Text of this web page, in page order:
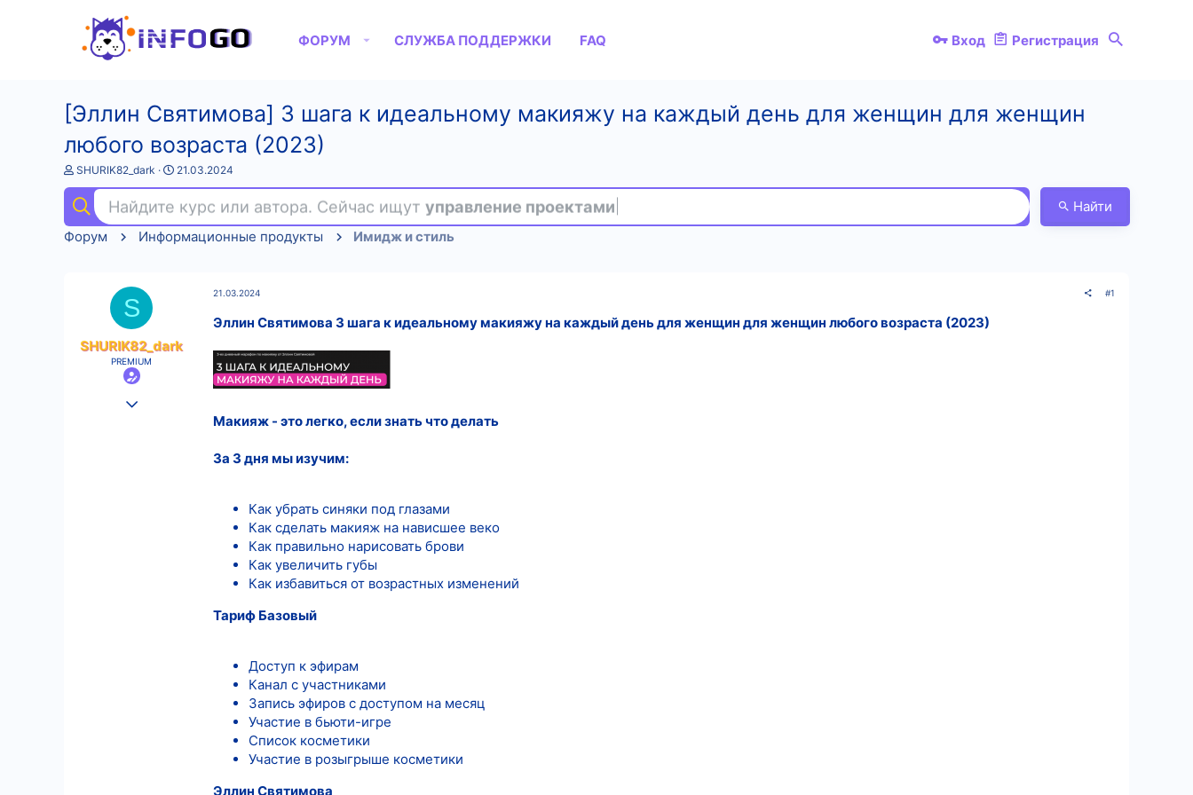
ФОРУМ СЛУЖБА ПОДДЕРЖКИ FAQ Вход Регистрация
[Эллин Святимова] 3 шага к идеальному макияжу на каждый день для женщин для женщин
любого возраста (2023)
А
т
о
р
т
SHURIK82_dark
Д
а
н
а
21.03.2024
Найдите курс или автора. Сейчас ищут управление проектами
Найти
Форум
Информационные продукты Имидж и стиль
S
SHURIK82_dark
PREMIUM
21.03.2024 #1
Эллин Святимова 3 шага к идеальному макияжу на каждый день для женщин для женщин любого возраста (2023)
Макияж - это легко, если знать что делать
За 3 дня мы изучим:
Как убрать синяки под глазами
Как сделать макияж на нависшее веко
Как правильно нарисовать брови
Как увеличить губы
Как избавиться от возрастных изменений
Тариф Базовый
Доступ к эфирам
Канал с участниками
Запись эфиров с доступом на месяц
Участие в бьюти-игре
Список косметики
Участие в розыгрыше косметики
Эллин Святимова